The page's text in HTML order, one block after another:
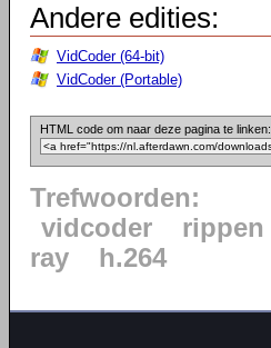
Andere edities:
VidCoder (64-bit)
VidCoder (Portable)
HTML code om naar deze pagina te linken:
Trefwoorden:
vidcoder
rippen
ray
h.264